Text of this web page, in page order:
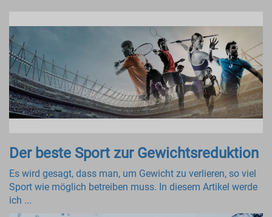
Der beste Sport zur Gewichtsreduktion
Es wird gesagt, dass man, um Gewicht zu verlieren, so viel
Sport wie möglich betreiben muss. In diesem Artikel werde
ich ...